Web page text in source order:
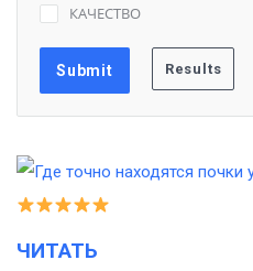
КАЧЕСТВО
ЧИТАТЬ